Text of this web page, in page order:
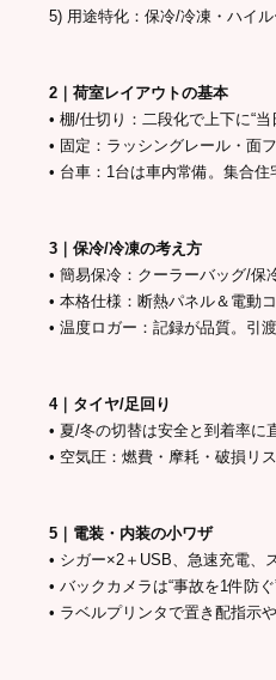
5) 用途特化：保冷/冷凍・ハイ
2｜荷室レイアウトの基本
• 棚/仕切り：二段化で上下に“
• 固定：ラッシングレール・面
• 台車：1台は車内常備。集合住
3｜保冷/冷凍の考え方
• 簡易保冷：クーラーバッグ/保
• 本格仕様：断熱パネル＆電動
• 温度ロガー：記録が品質。引
4｜タイヤ/足回り
• 夏/冬の切替は安全と到着率に
• 空気圧：燃費・摩耗・破損リ
5｜電装・内装の小ワザ
• シガー×2＋USB、急速充電、
• バックカメラは“事故を1件防
• ラベルプリンタで置き配指示